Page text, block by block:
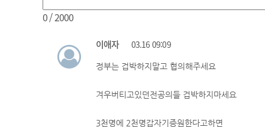
0/ 2000
이애자 03.16 09:09
정부는 겁박하지말고 협의해주세요
겨우버티고있던전공의들 겁박하지마세요
3천명에 2천명갑자기증원한다고하면